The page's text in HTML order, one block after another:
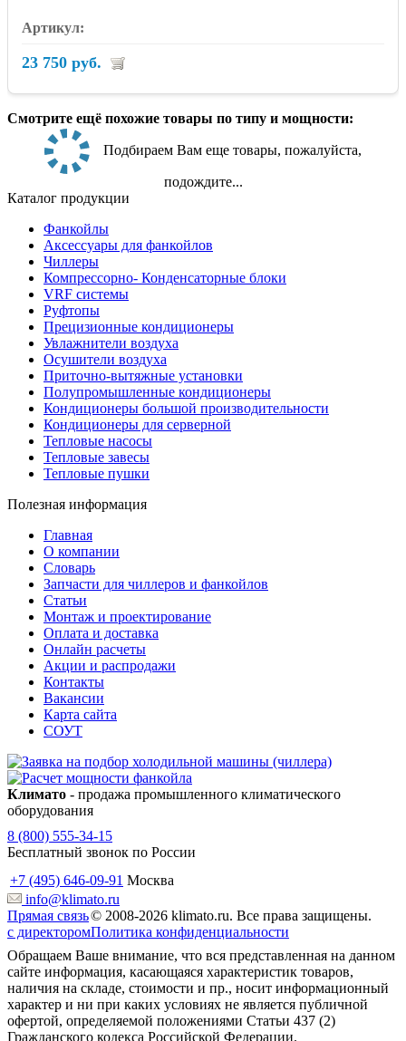
23 750 руб.
Смотрите ещё похожие товары по типу и мощности:
Подбираем Вам еще товары, пожалуйста,
подождите...
Каталог продукции
Фанкойлы
Аксессуары для фанкойлов
Чиллеры
Компрессорно- Конденсаторные блоки
VRF системы
Руфтопы
Прецизионные кондиционеры
Увлажнители воздуха
Осушители воздуха
Приточно-вытяжные установки
Полупромышленные кондиционеры
Кондиционеры большой производительности
Кондиционеры для серверной
Тепловые насосы
Тепловые завесы
Тепловые пушки
Полезная информация
Главная
О компании
Словарь
Запчасти для чиллеров и фанкойлов
Статьи
Монтаж и проектирование
Оплата и доставка
Онлайн расчеты
Акции и распродажи
Контакты
Вакансии
Карта сайта
СОУТ
Климато - продажа промышленного климатического
оборудования
8 (800) 555-34-15
Бесплатный звонок по России
+7 (495) 646-09-91 Москва
info@klimato.ru
Прямая связь
с директором
© 2008-2026 klimato.ru. Все права защищены.
Политика конфиденциальности
Обращаем Ваше внимание, что вся представленная на данном
сайте информация, касающаяся характеристик товаров,
наличия на складе, стоимости и пр., носит информационный
характер и ни при каких условиях не является публичной
офертой, определяемой положениями Статьи 437 (2)
Гражданского кодекса Российской Федерации.